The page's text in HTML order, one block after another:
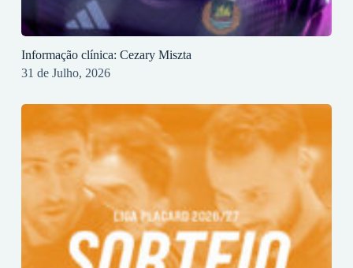
Informação clínica: Cezary Miszta
31 de Julho, 2026